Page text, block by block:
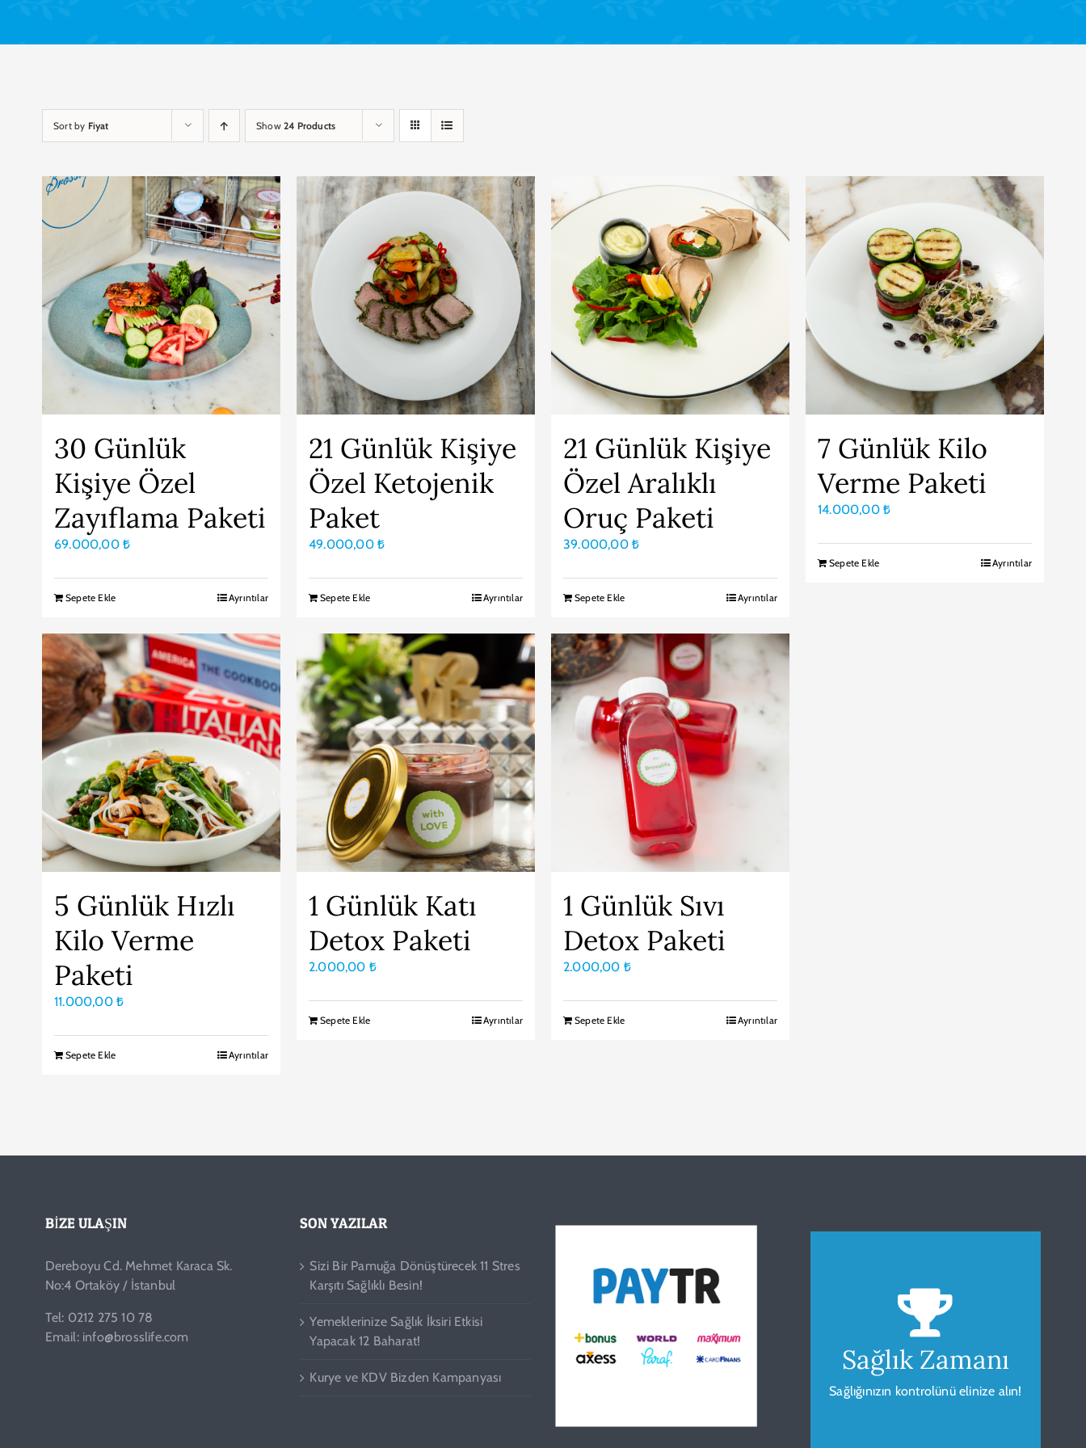
Sort by Fiyat Show 24 Products
30 Günlük
Kişiye Özel
Zayıflama Paketi
69.000,00 ₺
Sepete Ekle Ayrıntılar
21 Günlük Kişiye
Özel Ketojenik
Paket
49.000,00 ₺
Sepete Ekle Ayrıntılar
21 Günlük Kişiye
Özel Aralıklı
Oruç Paketi
39.000,00 ₺
Sepete Ekle Ayrıntılar
7 Günlük Kilo
Verme Paketi
14.000,00 ₺
Sepete Ekle Ayrıntılar
5 Günlük Hızlı
Kilo Verme
Paketi
11.000,00 ₺
Sepete Ekle Ayrıntılar
1 Günlük Katı
Detox Paketi
2.000,00 ₺
Sepete Ekle Ayrıntılar
1 Günlük Sıvı
Detox Paketi
2.000,00 ₺
Sepete Ekle Ayrıntılar
BIZE ULAŞIN
Dereboyu Cd. Mehmet Karaca Sk.
No:4 Ortaköy / İstanbul
Tel: 0212 275 10 78
Email: info@brosslife.com
SON YAZILAR
Sizi Bir Pamuğa Dönüştürecek 11 Stres
Karşıtı Sağlıklı Besin!
Yemeklerinize Sağlık İksiri Etkisi
Yapacak 12 Baharat!
Kurye ve KDV Bizden Kampanyası
Sağlık Zamanı
Sağlığınızın kontrolünü elinize alın!
Endeksi
Sağlığınız için vücudunuzu
gözlemleyip ölçümleyin.